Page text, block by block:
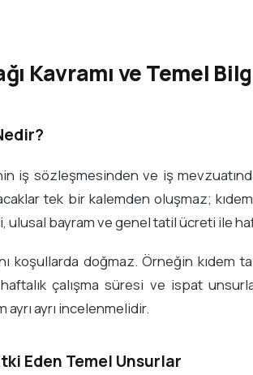
Kavramı ve Temel
iş sözleşmesinden ve iş
tek bir kalemden oluşmaz;
ulusal bayram ve genel tatil ücreti ile
koşullarda doğmaz. Örneğin kıdem
çalışma süresi ve ispat
ayrı ayrı incelenmelidir.
Eden Temel Unsurlar